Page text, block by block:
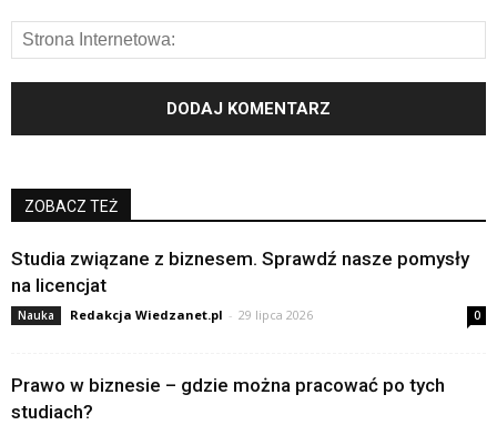
ZOBACZ TEŻ
Studia związane z biznesem. Sprawdź nasze pomysły
na licencjat
Nauka Redakcja Wiedzanet.pl - 29 lipca 2026 0
Prawo w biznesie – gdzie można pracować po tych
studiach?